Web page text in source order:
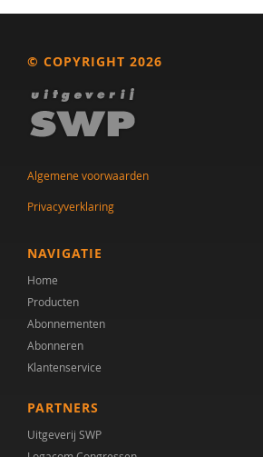
Annelies A. Spek
Mw. A.A. Spek
Manna A. Alma
Monika Althaus
Helena Andrea
Dr. Anke Scheeren
Catharina Anna Verschoor
© COPYRIGHT 2026
Algemene voorwaarden
Privacyverklaring
NAVIGATIE
Home
Producten
Abonnementen
Abonneren
Klantenservice
PARTNERS
Uitgeverij SWP